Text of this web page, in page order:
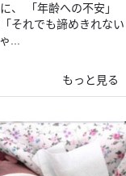
、 「年齢への不安」
それでも諦めきれない
...
もっと見る